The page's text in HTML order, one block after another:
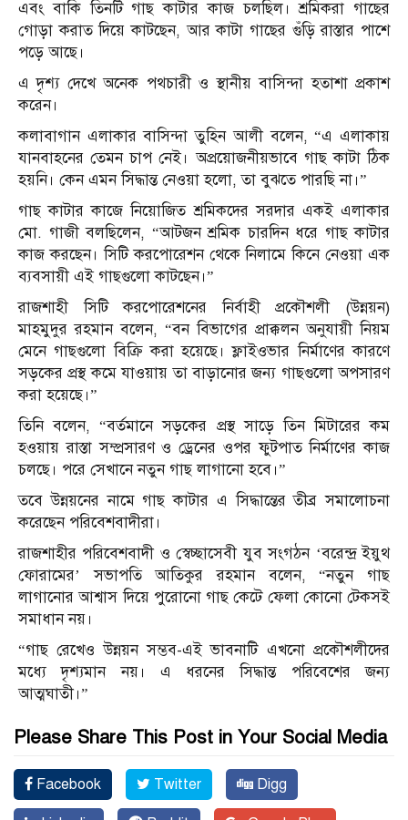
এবং বাকি তিনটি গাছ কাটার কাজ চলছিল। শ্রমিকরা গাছের
গোড়া করাত দিয়ে কাটছেন, আর কাটা গাছের গুঁড়ি রাস্তার পাশে
পড়ে আছে।
এ দৃশ্য দেখে অনেক পথচারী ও স্থানীয় বাসিন্দা হতাশা প্রকাশ
করেন।
কলাবাগান এলাকার বাসিন্দা তুহিন আলী বলেন, “এ এলাকায়
যানবাহনের তেমন চাপ নেই। অপ্রয়োজনীয়ভাবে গাছ কাটা ঠিক
হয়নি। কেন এমন সিদ্ধান্ত নেওয়া হলো, তা বুঝতে পারছি না।”
গাছ কাটার কাজে নিয়োজিত শ্রমিকদের সরদার একই এলাকার
মো. গাজী বলছিলেন, “আটজন শ্রমিক চারদিন ধরে গাছ কাটার
কাজ করছেন। সিটি করপোরেশন থেকে নিলামে কিনে নেওয়া এক
ব্যবসায়ী এই গাছগুলো কাটছেন।”
রাজশাহী সিটি করপোরেশনের নির্বাহী প্রকৌশলী (উন্নয়ন)
মাহমুদুর রহমান বলেন, “বন বিভাগের প্রাক্কলন অনুযায়ী নিয়ম
মেনে গাছগুলো বিক্রি করা হয়েছে। ফ্লাইওভার নির্মাণের কারণে
সড়কের প্রস্থ কমে যাওয়ায় তা বাড়ানোর জন্য গাছগুলো অপসারণ
করা হয়েছে।”
তিনি বলেন, “বর্তমানে সড়কের প্রস্থ সাড়ে তিন মিটারের কম
হওয়ায় রাস্তা সম্প্রসারণ ও ড্রেনের ওপর ফুটপাত নির্মাণের কাজ
চলছে। পরে সেখানে নতুন গাছ লাগানো হবে।”
তবে উন্নয়নের নামে গাছ কাটার এ সিদ্ধান্তের তীব্র সমালোচনা
করেছেন পরিবেশবাদীরা।
রাজশাহীর পরিবেশবাদী ও স্বেচ্ছাসেবী যুব সংগঠন ‘বরেন্দ্র ইয়ুথ
ফোরামের’ সভাপতি আতিকুর রহমান বলেন, “নতুন গাছ
লাগানোর আশ্বাস দিয়ে পুরোনো গাছ কেটে ফেলা কোনো টেকসই
সমাধান নয়।
“গাছ রেখেও উন্নয়ন সম্ভব-এই ভাবনাটি এখনো প্রকৌশলীদের
মধ্যে দৃশ্যমান নয়। এ ধরনের সিদ্ধান্ত পরিবেশের জন্য
আত্মঘাতী।”
Please Share This Post in Your Social Media
Facebook Twitter Digg